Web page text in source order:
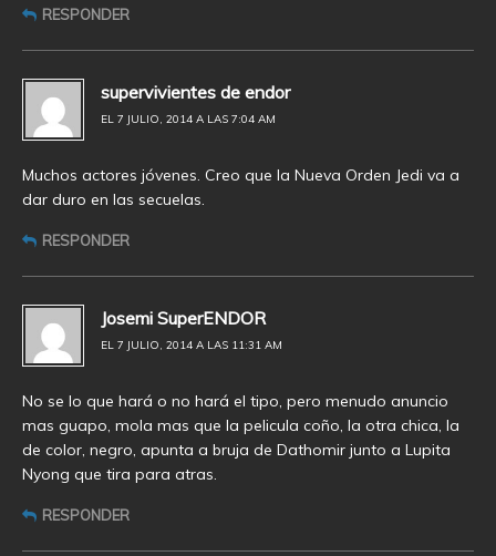
RESPONDER
supervivientes de endor
EL 7 JULIO, 2014 A LAS 7:04 AM
Muchos actores jóvenes. Creo que la Nueva Orden Jedi va a
dar duro en las secuelas.
RESPONDER
Josemi SuperENDOR
EL 7 JULIO, 2014 A LAS 11:31 AM
No se lo que hará o no hará el tipo, pero menudo anuncio
mas guapo, mola mas que la pelicula coño, la otra chica, la
de color, negro, apunta a bruja de Dathomir junto a Lupita
Nyong que tira para atras.
RESPONDER